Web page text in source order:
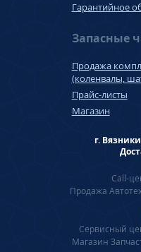
Гарантийное
Запасные
Продажа
(коленвалы,
Прайс-листы
Магазин
г.
Call-
Продажа
Сервисный
Магазин